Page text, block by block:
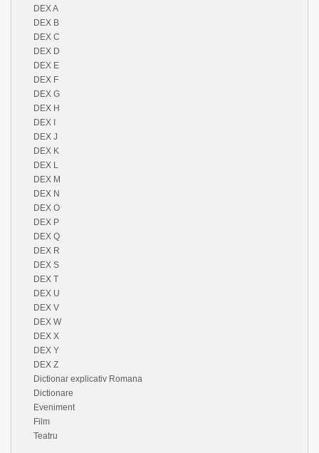
DEX A
DEX B
DEX C
DEX D
DEX E
DEX F
DEX G
DEX H
DEX I
DEX J
DEX K
DEX L
DEX M
DEX N
DEX O
DEX P
DEX Q
DEX R
DEX S
DEX T
DEX U
DEX V
DEX W
DEX X
DEX Y
DEX Z
Dictionar explicativ Romana
Dictionare
Eveniment
Film
Teatru